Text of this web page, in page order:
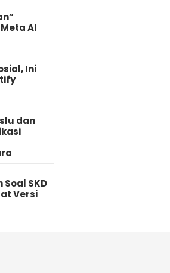
AI
Ini
dan
SKD
Versi